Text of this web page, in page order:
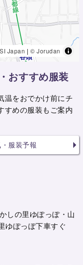
Japan |© Jorudan
おすすめ服装
温をおでかけ前にチ
すめの服装もご案内
服装予報
しの里ゆぽっぽ・山
ゆぽっぽ下車すぐ